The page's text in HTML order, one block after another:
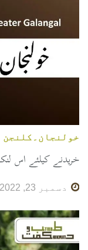
خولنجان۔کلنجن
خریدنے کیلئے اس
دسمبر 23, 2022